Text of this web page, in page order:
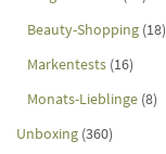
Beauty-Shopping (18)
Markentests (16)
Monats-Lieblinge (8)
Unboxing (360)